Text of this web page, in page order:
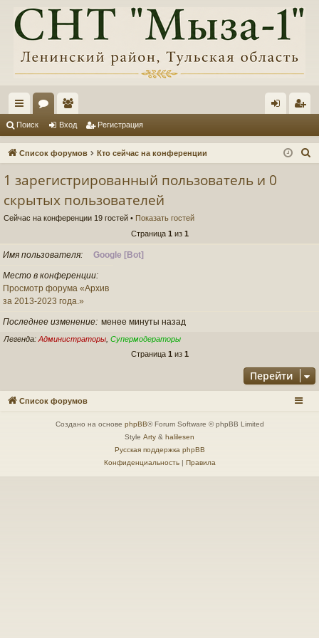
с
ы ум
ол
ьз д ис
Поиск Вход Регистрация
Список форумов Кто сейчас на конференции
1 зарегистрированный пользователь и 0
скрытых пользователей
Сейчас на конференции 19 гостей • Показать гостей
Страница 1 из 1
Имя пользователя Google [Bot]
Место в конференции
Просмотр форума «Архив
за 2013-2023 года.»
Последнее изменение менее минуты назад
Легенда: Администраторы Супермодераторы
Страница 1 из 1
Перейти
Список форумов
Создано на основе phpBB® Forum Software © phpBB Limited
Style Arty & halilesen
Русская поддержка phpBB
Конфиденциальность| Правила